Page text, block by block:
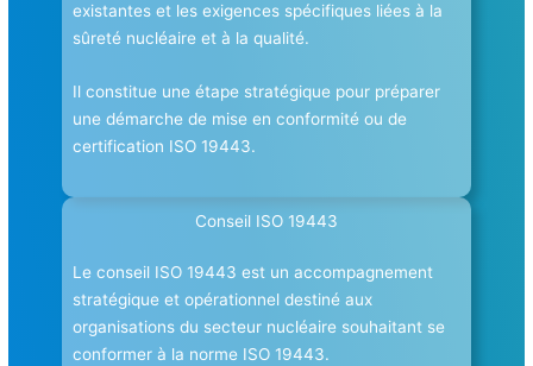
existantes et les exigences spécifiques liées à la
sûreté nucléaire et à la qualité.
Il constitue une étape stratégique pour préparer
une démarche de mise en conformité ou de
certification ISO 19443.
Conseil ISO 19443
Le conseil ISO 19443 est un accompagnement
stratégique et opérationnel destiné aux
organisations du secteur nucléaire souhaitant se
conformer à la norme ISO 19443.